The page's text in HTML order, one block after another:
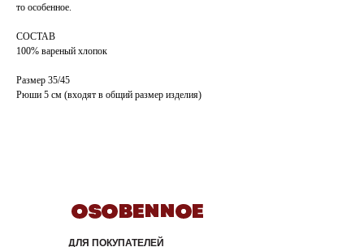
то особенное.
СОСТАВ
100% вареный хлопок
Размер 35/45
Рюши 5 см (входят в общий размер изделия)
ДЛЯ ПОКУПАТЕЛЕЙ